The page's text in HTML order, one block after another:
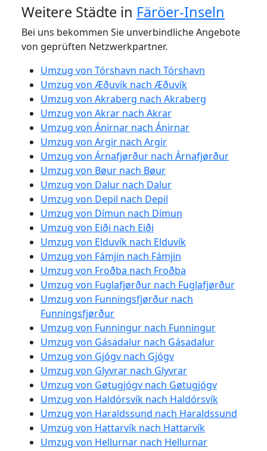
Weitere Städte in Färöer-Inseln
Bei uns bekommen Sie unverbindliche Angebote
von geprüften Netzwerkpartner.
Umzug von Tórshavn nach Tórshavn
Umzug von Æðuvík nach Æðuvík
Umzug von Akraberg nach Akraberg
Umzug von Akrar nach Akrar
Umzug von Ánirnar nach Ánirnar
Umzug von Argir nach Argir
Umzug von Árnafjørður nach Árnafjørður
Umzug von Bøur nach Bøur
Umzug von Dalur nach Dalur
Umzug von Depil nach Depil
Umzug von Dímun nach Dímun
Umzug von Eiði nach Eiði
Umzug von Elduvík nach Elduvík
Umzug von Fámjin nach Fámjin
Umzug von Froðba nach Froðba
Umzug von Fuglafjørður nach Fuglafjørður
Umzug von Funningsfjørður nach
Funningsfjørður
Umzug von Funningur nach Funningur
Umzug von Gásadalur nach Gásadalur
Umzug von Gjógv nach Gjógv
Umzug von Glyvrar nach Glyvrar
Umzug von Gøtugjógv nach Gøtugjógv
Umzug von Haldórsvík nach Haldórsvík
Umzug von Haraldssund nach Haraldssund
Umzug von Hattarvík nach Hattarvík
Umzug von Hellurnar nach Hellurnar